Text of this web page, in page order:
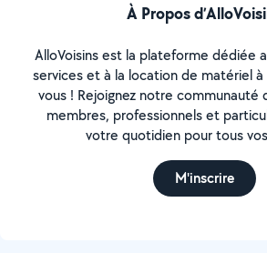
À Propos
AlloVoisins est la plateforme dédiée
services et à la location de matériel
vous ! Rejoignez notre communauté
membres, professionnels et
votre quotidien pour tous
M'inscrire